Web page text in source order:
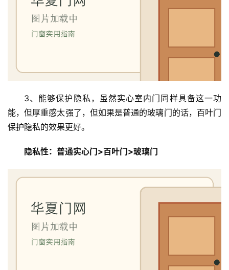
3、能够保护隐私，虽然实心室内门同样具备这一功
能，但厚重感太强了，但如果是普通的玻璃门的话，百叶门
保护隐私的效果更好。
隐私性：普通实心门>百叶门>玻璃门